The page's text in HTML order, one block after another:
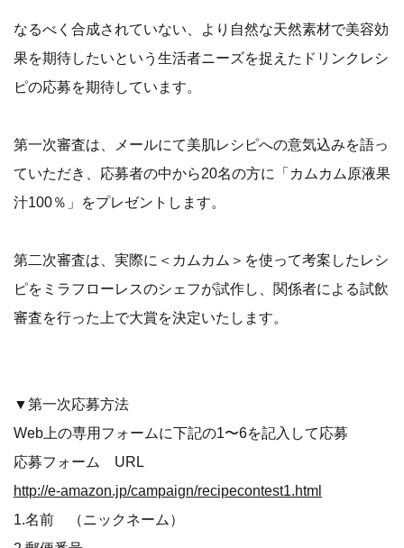
なるべく合成されていない、より自然な天然素材で美容効
果を期待したいという生活者ニーズを捉えたドリンクレシ
ピの応募を期待しています。
第一次審査は、メールにて美肌レシピへの意気込みを語っ
ていただき、応募者の中から20名の方に「カムカム原液果
汁100％」をプレゼントします。
第二次審査は、実際に＜カムカム＞を使って考案したレシ
ピをミラフローレスのシェフが試作し、関係者による試飲
審査を行った上で大賞を決定いたします。
▼第一次応募方法
Web上の専用フォームに下記の1〜6を記入して応募
応募フォーム URL
http://e-amazon.jp/campaign/recipecontest1.html
1.名前 （ニックネーム）